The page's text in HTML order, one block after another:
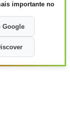
importante no
Google